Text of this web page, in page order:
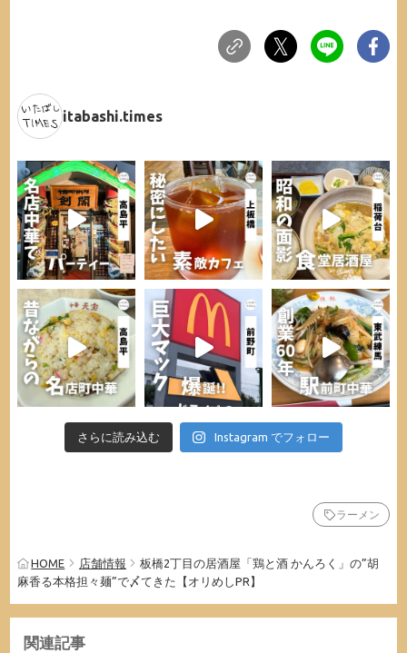
itabashi.times
さらに読み込む Instagram でフォロー
ラーメン
HOME 店舗情報
板橋2丁目の居酒屋「鶏と酒 かんろく」の”胡
麻香る本格担々麺”で〆てきた【オリめしPR】
関連記事